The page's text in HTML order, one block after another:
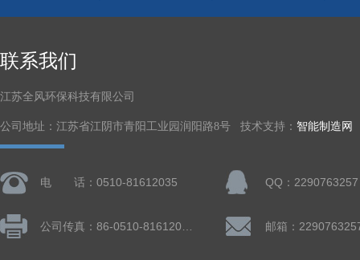
联系我们
江苏全风环保科技有限公司
公司地址：江苏省江阴市青阳工业园润阳路8号 技术支持： 智能制造网
电 话：0510-81612035 QQ：2290763257
邮箱：